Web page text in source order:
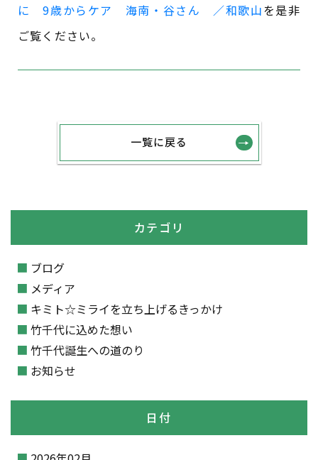
に 9歳からケア 海南・谷さん ／和歌山を是非
ご覧ください。
一覧に戻る
カテゴリ
ブログ
メディア
キミト☆ミライを立ち上げるきっかけ
竹千代に込めた想い
竹千代誕生への道のり
お知らせ
日付